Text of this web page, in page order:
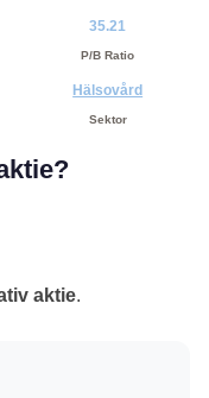
35.21
P/B Ratio
Hälsovård
Sektor
aktie.